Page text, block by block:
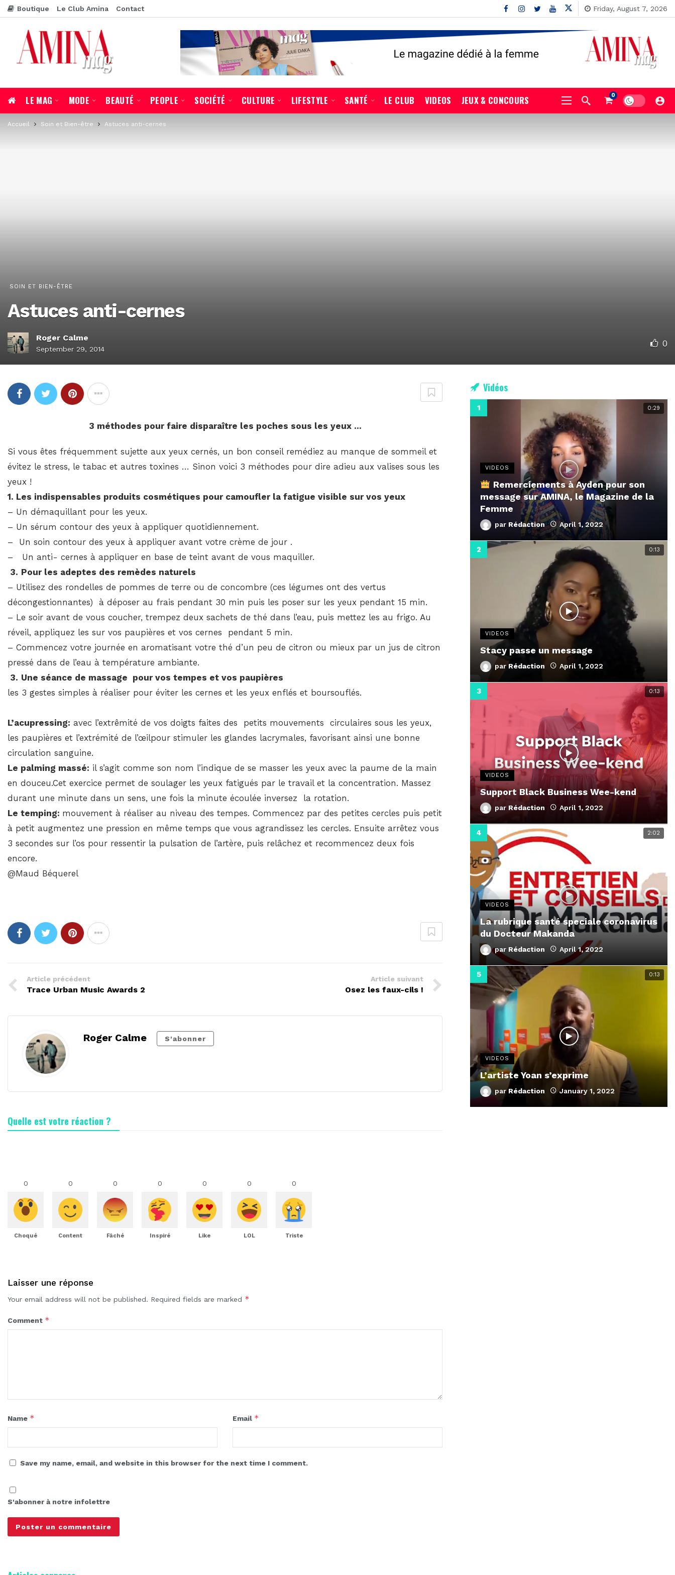
Boutique Le Club Amina Contact Friday, August 7, 2026
LE MAG MODE BEAUTÉ PEOPLE SOCIÉTÉ CULTURE LIFESTYLE SANTÉ LE CLUB VIDEOS JEUX & CONCOURS 0
Accueil Soin et Bien-être Astuces anti-cernes
SOIN ET BIEN-ÊTRE
Astuces anti-cernes
Roger Calme
September 29, 2014
0
3 méthodes pour faire disparaître les poches sous les yeux …
Si vous êtes fréquemment sujette aux yeux cernés, un bon conseil remédiez au manque de sommeil et
évitez le stress, le tabac et autres toxines … Sinon voici 3 méthodes pour dire adieu aux valises sous les
yeux !
1. Les indispensables produits cosmétiques pour camoufler la fatigue visible sur vos yeux
– Un démaquillant pour les yeux.
– Un sérum contour des yeux à appliquer quotidiennement.
– Un soin contour des yeux à appliquer avant votre crème de jour .
– Un anti- cernes à appliquer en base de teint avant de vous maquiller.
3. Pour les adeptes des remèdes naturels
– Utilisez des rondelles de pommes de terre ou de concombre (ces légumes ont des vertus
décongestionnantes) à déposer au frais pendant 30 min puis les poser sur les yeux pendant 15 min.
– Le soir avant de vous coucher, trempez deux sachets de thé dans l’eau, puis mettez les au frigo. Au
réveil, appliquez les sur vos paupières et vos cernes pendant 5 min.
– Commencez votre journée en aromatisant votre thé d’un peu de citron ou mieux par un jus de citron
pressé dans de l’eau à température ambiante.
3. Une séance de massage pour vos tempes et vos paupières
les 3 gestes simples à réaliser pour éviter les cernes et les yeux enflés et boursouflés.
L’acupressing: avec l’extrêmité de vos doigts faites des petits mouvements circulaires sous les yeux,
les paupières et l’extrémité de l’œilpour stimuler les glandes lacrymales, favorisant ainsi une bonne
circulation sanguine.
Le palming massé: il s’agit comme son nom l’indique de se masser les yeux avec la paume de la main
en douceu.Cet exercice permet de soulager les yeux fatigués par le travail et la concentration. Massez
durant une minute dans un sens, une fois la minute écoulée inversez la rotation.
Le temping: mouvement à réaliser au niveau des tempes. Commencez par des petites cercles puis petit
à petit augmentez une pression en même temps que vous agrandissez les cercles. Ensuite arrêtez vous
3 secondes sur l’os pour ressentir la pulsation de l’artère, puis relâchez et recommencez deux fois
encore.
@Maud Béquerel
Article précédent
Trace Urban Music Awards 2
Article suivant
Osez les faux-cils !
Roger Calme S'abonner
Quelle est votre réaction ?
0
Choqué
0
Content
0
Fâché
0
Inspiré
0
Like
0
LOL
0
Triste
Laisser une réponse
Your email address will not be published. Required fields are marked *
Comment *
Name * Email *
Save my name, email, and website in this browser for the next time I comment.
S'abonner à notre infolettre
Vidéos
0:29
VIDEOS
Remerciements à Ayden pour son
message sur AMINA, le Magazine de la
Femme
par Rédaction April 1, 2022
0:13
VIDEOS
Stacy passe un message
parRédaction April 1, 2022
0:13
VIDEOS
Support Black Business Wee-kend
par Rédaction April 1, 2022
2:02
VIDEOS
La rubrique santé speciale coronavirus
du Docteur Makanda
par Rédaction April 1, 2022
0:13
VIDEOS
L’artiste Yoan s’exprime
parRédaction January 1, 2022